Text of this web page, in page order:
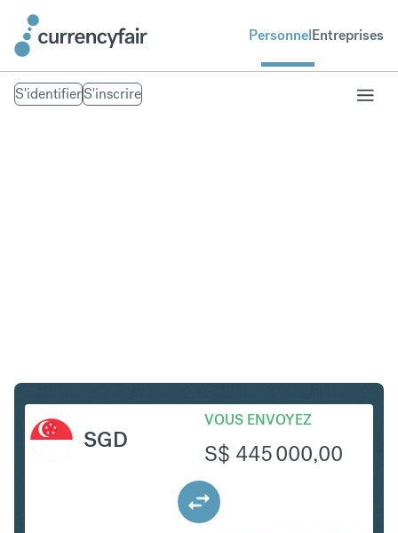
PersonnelEntreprises
S'identifierS'inscrire
SGD
VOUS ENVOYEZ
S$ 445 000,00